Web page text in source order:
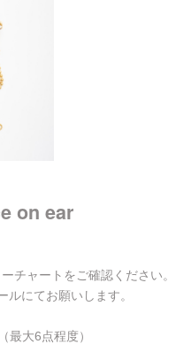
on ear
チャートをご確認ください。
ルにてお願いします。
最大6点程度）